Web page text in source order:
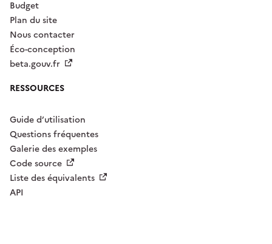
Budget
Plan du site
Nous contacter
Éco-conception
beta.gouv.fr
RESSOURCES
Guide d’utilisation
Questions fréquentes
Galerie des exemples
Code source
Liste des équivalents
API